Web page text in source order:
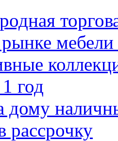
год
дому
рассрочку